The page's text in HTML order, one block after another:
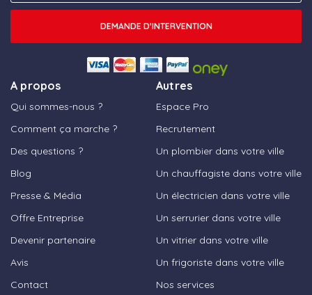
A propos
Qui sommes-nous ?
Comment ça marche ?
Des questions ?
Blog
Presse & Média
Offre Entreprise
Devenir partenaire
Avis
Contact
Autres
Espace Pro
Recrutement
Un plombier dans votre ville
Un chauffagiste dans votre ville
Un électricien dans votre ville
Un serrurier dans votre ville
Un vitrier dans votre ville
Un frigoriste dans votre ville
Nos services
DEMANDE D'INTERVENTION